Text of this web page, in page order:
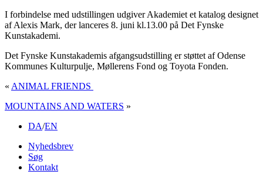
I forbindelse med udstillingen udgiver Akademiet et katalog designet
af Alexis Mark, der lanceres 8. juni kl.13.00 på Det Fynske
Kunstakademi.
Det Fynske Kunstakademis afgangsudstilling er støttet af Odense
Kommunes Kulturpulje, Møllerens Fond og Toyota Fonden.
« ANIMAL FRIENDS
MOUNTAINS AND WATERS »
DA/EN
Nyhedsbrev
Søg
Kontakt